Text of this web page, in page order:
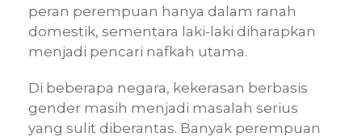
peran perempuan hanya dalam ranah
domestik, sementara laki-laki diharapkan
menjadi pencari nafkah utama.
Di beberapa negara, kekerasan berbasis
gender masih menjadi masalah serius
yang sulit diberantas. Banyak perempuan